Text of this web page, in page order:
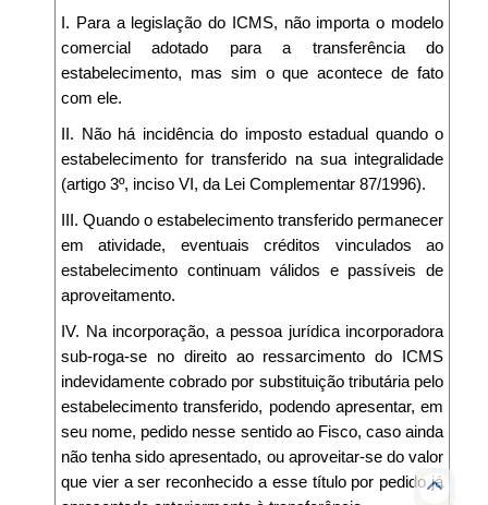
I. Para a legislação do ICMS, não importa o modelo
comercial adotado para a transferência do
estabelecimento, mas sim o que acontece de fato
com ele.
II. Não há incidência do imposto estadual quando o
estabelecimento for transferido na sua integralidade
(artigo 3º, inciso VI, da Lei Complementar 87/1996).
III. Quando o estabelecimento transferido permanecer
em atividade, eventuais créditos vinculados ao
estabelecimento continuam válidos e passíveis de
aproveitamento.
IV. Na incorporação, a pessoa jurídica incorporadora
sub-roga-se no direito ao ressarcimento do ICMS
indevidamente cobrado por substituição tributária pelo
estabelecimento transferido, podendo apresentar, em
seu nome, pedido nesse sentido ao Fisco, caso ainda
não tenha sido apresentado, ou aproveitar-se do valor
que vier a ser reconhecido a esse título por pedido já